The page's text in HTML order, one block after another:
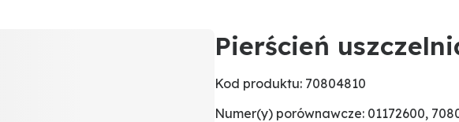
Pierścień
Kod produktu: 70804810
Numer(y) porównawcze: 01172600,